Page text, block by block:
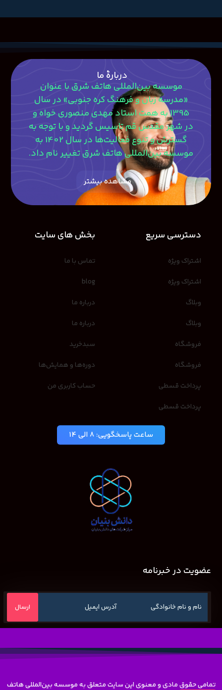
دربارۀ ما
موسسه بین‌المللی هاتف شرق با عنوان
«مدرسه زبان و فرهنگ کره جنوبی» در سال
1395 به همت استاد مهدی منصوری‎ خواه و
در شهر مقدس قم تاسیس گردید و با توجه به
گسترش و تنوع فعالیت‌ها در سال 1402 به
موسسه بین‌المللی هاتف شرق تغییر نام داد.
مشاهده بیشتر
دسترسی سریع
اشتراک ویژه
اشتراک ویژه
وبلاگ
وبلاگ
فروشگاه
فروشگاه
پرداخت قسطی
پرداخت قسطی
بخش های سایت
تماس با ما
blog
درباره ما
درباره ما
سبدخرید
دوره‌ها و همایش‌ها
حساب کاربری من
ساعت پاسخگویی: 8 الی 14
عضویت در خبرنامه
تمامی حقوق مادی و معنوی این سایت متعلق به موسسه بین‌المللی هاتف